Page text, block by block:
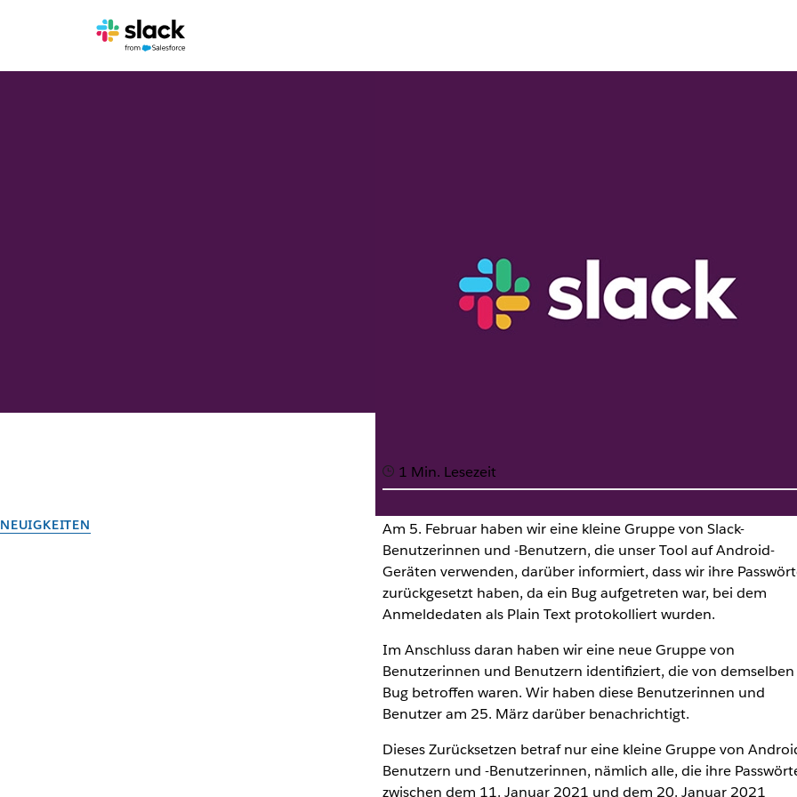
NEUIGKEITEN
Hinweis an unsere Android-Benutzerinnen und -
1 Min. Lesezeit
Am 5. Februar haben wir eine kleine Gruppe von Slack-
Benutzerinnen und -Benutzern, die unser Tool auf Android-
Geräten verwenden, darüber informiert, dass wir ihre
zurückgesetzt haben, da ein Bug aufgetreten war, bei dem
Anmeldedaten als Plain Text protokolliert wurden.
Im Anschluss daran haben wir eine neue Gruppe von
Benutzerinnen und Benutzern identifiziert, die von demselben
Bug betroffen waren. Wir haben diese Benutzerinnen und
Benutzer am 25. März darüber benachrichtigt.
Dieses Zurücksetzen betraf nur eine kleine Gruppe von
Benutzern und -Benutzerinnen, nämlich alle, die ihre
zwischen dem 11. Januar 2021 und dem 20. Januar 2021